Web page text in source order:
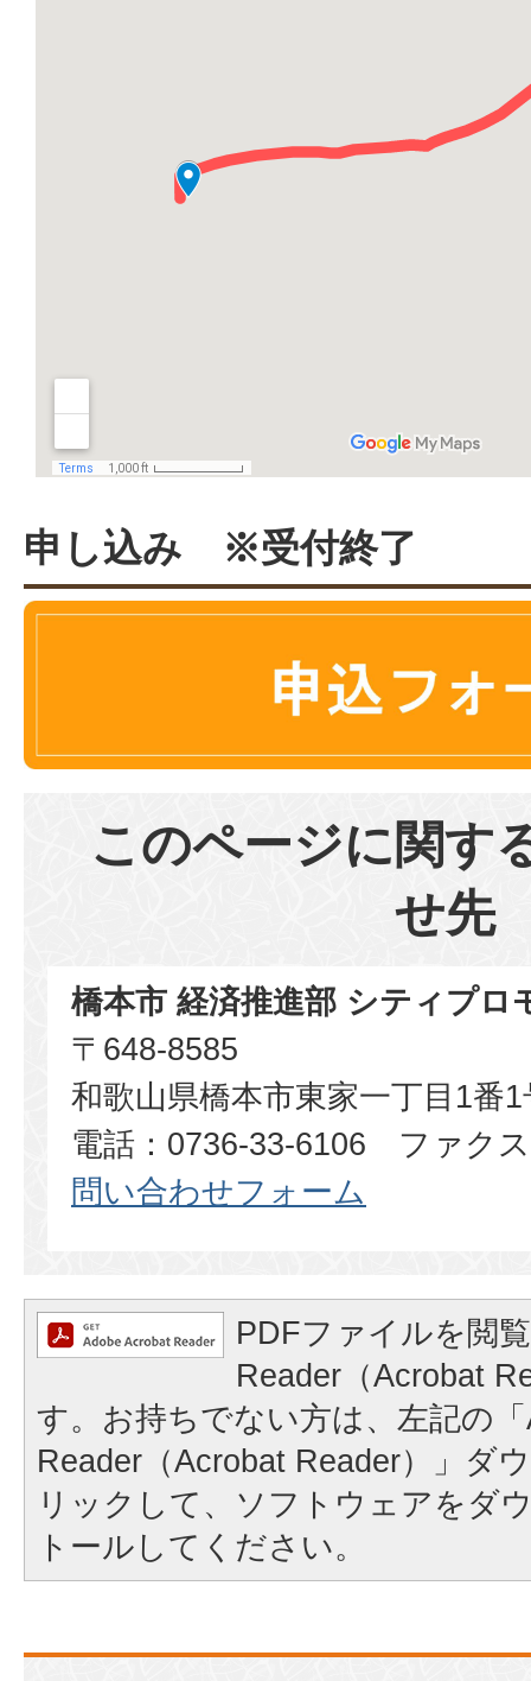
申し込み ※受付終了
このページに関す
せ先
橋本市 経済推進部 シティプロ
〒648-8585
和歌山県橋本市東家一丁目1番1
電話：0736-33-6106 ファク
問い合わせフォーム
PDFファイルを閲
Reader（Acrobat
す。お持ちでない方は、左記の
Reader（Acrobat Reader）」ダ
リックして、ソフトウェアをダ
トールしてください。